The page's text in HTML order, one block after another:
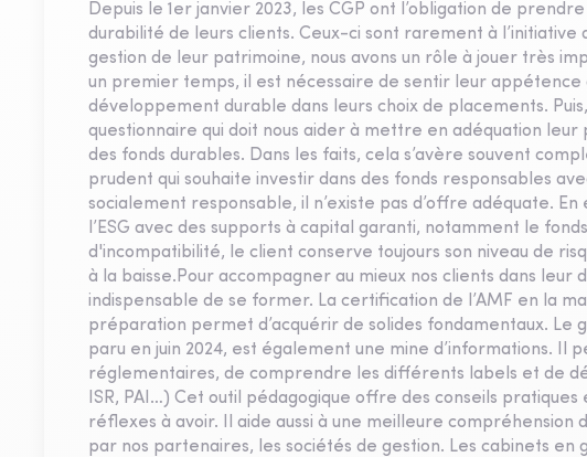
Depuis le 1er janvier 2023, les CGP ont l’obligation de
durabilité de leurs clients. Ceux-ci sont rarement à
gestion de leur patrimoine, nous avons un rôle à jouer très
un premier temps, il est nécessaire de sentir leur appétence
développement durable dans leurs choix de placements.
questionnaire qui doit nous aider à mettre en adéquation leur
des fonds durables. Dans les faits, cela s’avère souvent
prudent qui souhaite investir dans des fonds responsables
socialement responsable, il n’existe pas d’offre adéquate.
l’ESG avec des supports à capital garanti, notamment le
d'incompatibilité, le client conserve toujours son niveau de
à la baisse.Pour accompagner au mieux nos clients dans leur
indispensable de se former. La certification de l’AMF en la
préparation permet d’acquérir de solides fondamentaux. Le
paru en juin 2024, est également une mine d’informations.
réglementaires, de comprendre les différents labels et de
ISR, PAI…) Cet outil pédagogique offre des conseils
réflexes à avoir. Il aide aussi à une meilleure compréhension
par nos partenaires, les sociétés de gestion. Les cabinets